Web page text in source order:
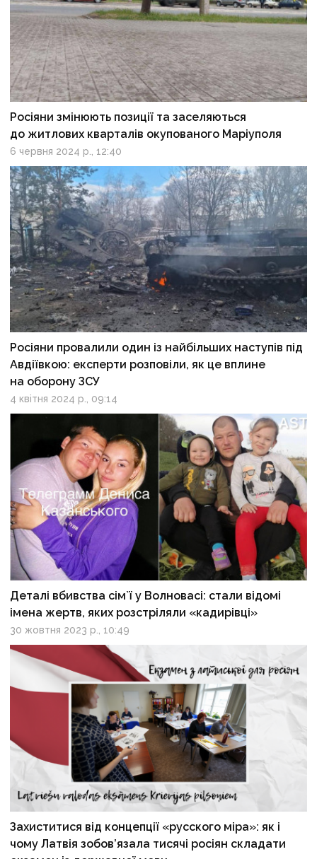
Росіяни змінюють позиції та заселяються
до житлових кварталів окупованого Маріуполя
6 червня 2024 р., 12:40
Росіяни провалили один із найбільших наступів під
Авдіївкою: експерти розповіли, як це вплине
на оборону ЗСУ
4 квітня 2024 р., 09:14
Деталі вбивства сім`ї у Волновасі: стали відомі
імена жертв, яких розстріляли «кадирівці»
30 жовтня 2023 р., 10:49
Захиститися від концепції «русского міра»: як і
чому Латвія зобов’язала тисячі росіян складати